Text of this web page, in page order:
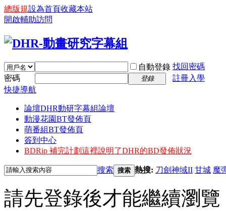
總版規設為首頁收藏本站
開啟輔助訪問
自動登錄 找回密碼
密碼
登錄
註冊入學
快捷導航
論壇DHR動研字幕組論壇
動漫花園BT發佈頁
萌番組BT發佈頁
簽到中心
BDRip 補完計劃這裡說明了DHR的BD發佈狀況
搜索 搜索 熱搜: 刀劍神域II 甘城 魔
請先登錄後才能繼續瀏覽